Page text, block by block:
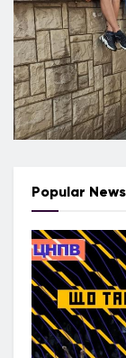
Popular News